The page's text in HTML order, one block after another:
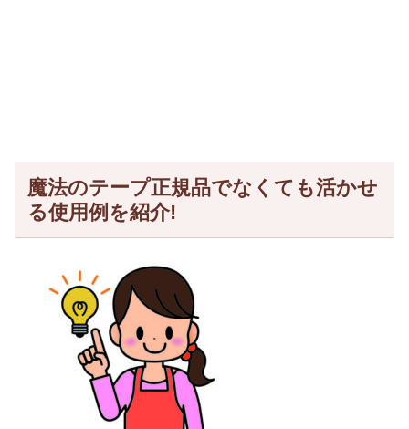
魔法のテープ正規品でなくても活かせ
る使用例を紹介!